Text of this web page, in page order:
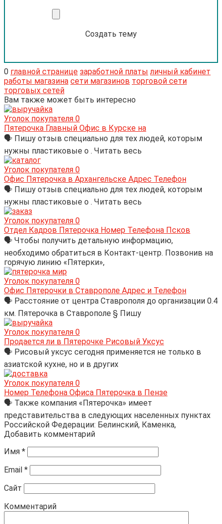
Создать тему
0 главной странице заработной платы личный кабинет
работы магазина сети магазинов торговой сети
торговых сетей
Вам также может быть интересно
Уголок покупателя 0
Пятерочка Главный Офис в Курске на
🗣 Пишу отзыв специально для тех людей, которым
нужны пластиковые о . Читать весь
Уголок покупателя 0
Офис Пятерочка в Архангельске Адрес Телефон
🗣 Пишу отзыв специально для тех людей, которым
нужны пластиковые о . Читать весь
Уголок покупателя 0
Отдел Кадров Пятерочка Номер Телефона Псков
🗣 Чтобы получить детальную информацию,
необходимо обратиться в Контакт-центр. Позвонив на
горячую линию «Пятерки»,
Уголок покупателя 0
Офис Пятерочки в Ставрополе Адрес и Телефон
🗣 Расстояние от центра Ставрополя до организации 0.4
км. Пятерочка в Ставрополе § Пишу
Уголок покупателя 0
Продается ли в Пятерочке Рисовый Уксус
🗣 Рисовый уксус сегодня применяется не только в
азиатской кухне, но и в других
Уголок покупателя 0
Номер Телефона Офиса Пятерочка в Пензе
🗣 Также компания «Пятерочка» имеет
представительства в следующих населенных пунктах
Российской Федерации: Белинский, Каменка,
Добавить комментарий
Имя *
Email *
Сайт
Комментарий